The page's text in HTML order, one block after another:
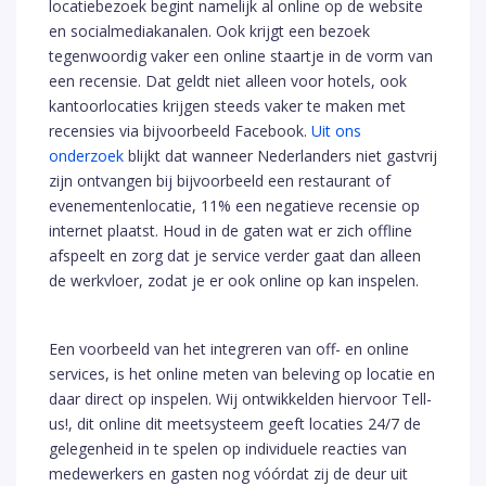
locatiebezoek begint namelijk al online op de website
en socialmediakanalen. Ook krijgt een bezoek
tegenwoordig vaker een online staartje in de vorm van
een recensie. Dat geldt niet alleen voor hotels, ook
kantoorlocaties krijgen steeds vaker te maken met
recensies via bijvoorbeeld Facebook. Uit ons
onderzoek blijkt dat wanneer Nederlanders niet gastvrij
zijn ontvangen bij bijvoorbeeld een restaurant of
evenementenlocatie, 11% een negatieve recensie op
internet plaatst. Houd in de gaten wat er zich offline
afspeelt en zorg dat je service verder gaat dan alleen
de werkvloer, zodat je er ook online op kan inspelen.
Een voorbeeld van het integreren van off- en online
services, is het online meten van beleving op locatie en
daar direct op inspelen. Wij ontwikkelden hiervoor Tell-
us!, dit online dit meetsysteem geeft locaties 24/7 de
gelegenheid in te spelen op individuele reacties van
medewerkers en gasten nog vóórdat zij de deur uit